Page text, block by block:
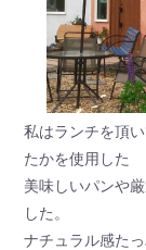
私はランチを頂
たかを使用した
美味しいパンや
した。
ナチュラル感た